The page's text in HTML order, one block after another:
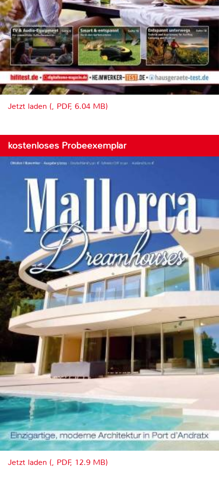
Jetzt laden (, PDF, 6.04 MB)
kostenloses Probeexemplar
Jetzt laden (, PDF, 12.9 MB)